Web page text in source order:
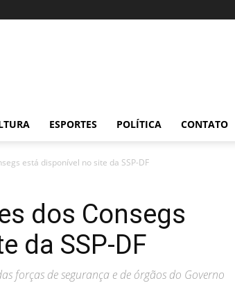
ESPORTES POLÍTICA CONTATO
está disponível no site da SSP-DF
dos Consegs
da SSP-DF
forças de segurança e de órgãos do Governo